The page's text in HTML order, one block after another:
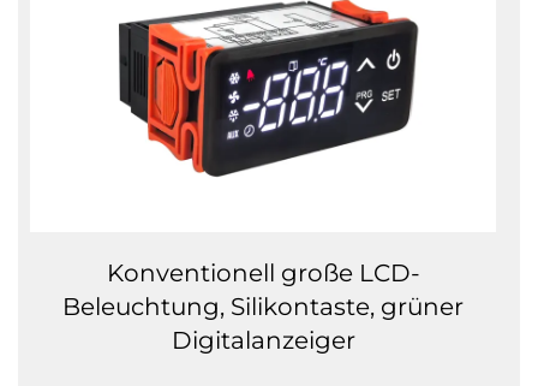
Konventionell große LCD-
Beleuchtung, Silikontaste, grüner
Digitalanzeiger